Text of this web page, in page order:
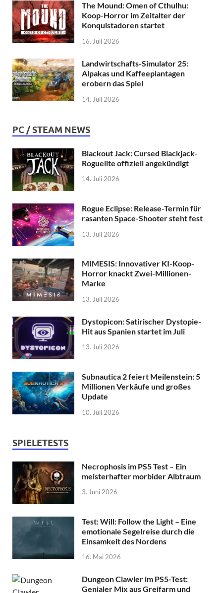
The Mound: Omen of Cthulhu:
Koop-Horror im Zeitalter der
Konquistadoren startet
16. Juli 2026
Landwirtschafts-Simulator 25:
Alpakas und Kaffeeplantagen
erobern das Spiel
14. Juli 2026
PC / STEAM NEWS
Blackout Jack: Cursed Blackjack-
Roguelite offiziell angekündigt
14. Juli 2026
Rogue Eclipse: Release-Termin für
rasanten Space-Shooter steht fest
13. Juli 2026
MIMESIS: Innovativer KI-Koop-
Horror knackt Zwei-Millionen-
Marke
13. Juli 2026
Dystopicon: Satirischer Dystopie-
Hit aus Spanien startet im Juli
13. Juli 2026
Subnautica 2 feiert Meilenstein: 5
Millionen Verkäufe und großes
Update
10. Juli 2026
SPIELETESTS
Necrophosis im PS5 Test – Ein
meisterhafter morbider Albtraum
3. Juni 2026
Test: Will: Follow the Light – Eine
emotionale Segelreise durch die
Einsamkeit des Nordens
16. Mai 2026
Dungeon Clawler im PS5-Test:
Genialer Mix aus Greifarm und